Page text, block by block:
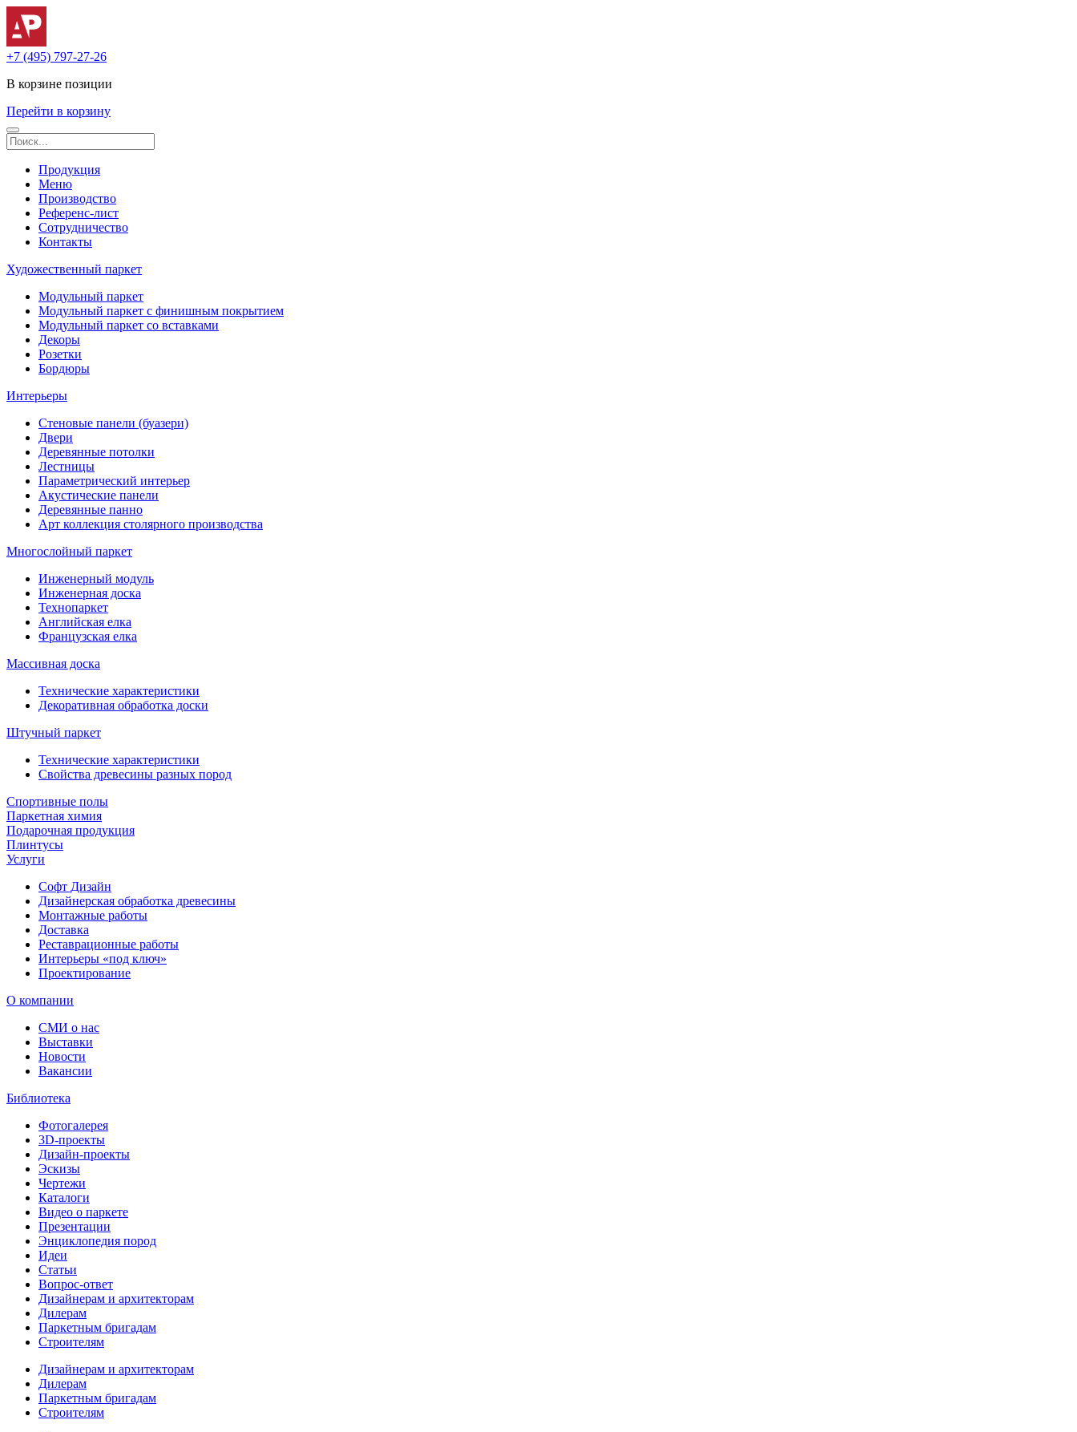
+7 (495) 797-27-26
В корзине позиции
Перейти в корзину
Продукция
Меню
Производство
Референс-лист
Сотрудничество
Контакты
Художественный паркет
Модульный паркет
Модульный паркет с финишным покрытием
Модульный паркет со вставками
Декоры
Розетки
Бордюры
Интерьеры
Стеновые панели (буазери)
Двери
Деревянные потолки
Лестницы
Параметрический интерьер
Акустические панели
Деревянные панно
Арт коллекция столярного производства
Многослойный паркет
Инженерный модуль
Инженерная доска
Технопаркет
Английская елка
Французская елка
Массивная доска
Технические характеристики
Декоративная обработка доски
Штучный паркет
Технические характеристики
Свойства древесины разных пород
Спортивные полы
Паркетная химия
Подарочная продукция
Плинтусы
Услуги
Софт Дизайн
Дизайнерская обработка древесины
Монтажные работы
Доставка
Реставрационные работы
Интерьеры «под ключ»
Проектирование
О компании
СМИ о нас
Выставки
Новости
Вакансии
Библиотека
Фотогалерея
3D-проекты
Дизайн-проекты
Эскизы
Чертежи
Каталоги
Видео о паркете
Презентации
Энциклопедия пород
Идеи
Статьи
Вопрос-ответ
Дизайнерам и архитекторам
Дилерам
Паркетным бригадам
Строителям
Дизайнерам и архитекторам
Дилерам
Паркетным бригадам
Строителям